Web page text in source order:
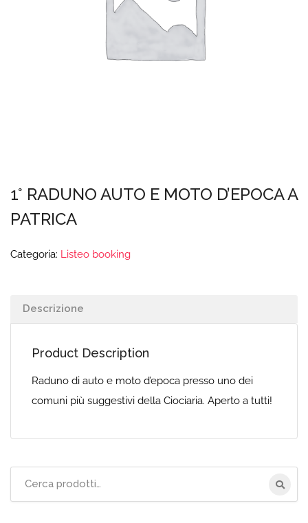
1° RADUNO AUTO E MOTO D’EPOCA A
PATRICA
Categoria: Listeo booking
Descrizione
Product Description
Raduno di auto e moto d’epoca presso uno dei
comuni più suggestivi della Ciociaria. Aperto a tutti!